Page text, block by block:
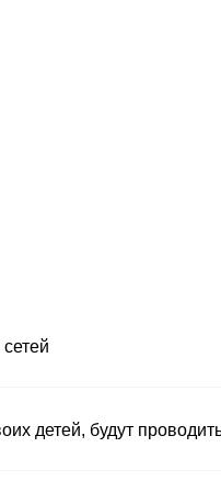
детей, будут